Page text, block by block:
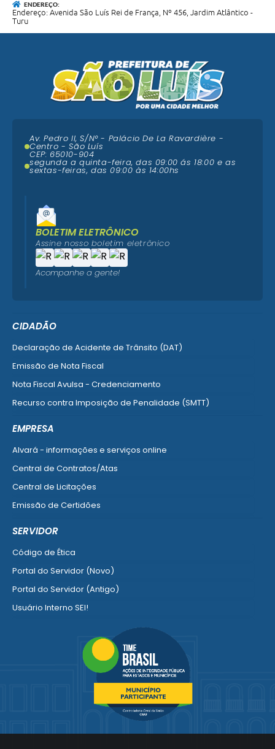
ENDEREÇO:
Endereço: Avenida São Luís Rei de França, Nº 456, Jardim Atlântico -
Turu
CIDADÃO
Declaração de Acidente de Trânsito (DAT)
Emissão de Nota Fiscal
Nota Fiscal Avulsa - Credenciamento
Recurso contra Imposição de Penalidade (SMTT)
EMPRESA
Alvará - informações e serviços online
Central de Contratos/Atas
Central de Licitações
Emissão de Certidões
SERVIDOR
Código de Ética
Portal do Servidor (Novo)
Portal do Servidor (Antigo)
Usuário Interno SEI!
Portal do Segurado
Manual de Gestão Patrimonial
Ver mais serviços para o Servidor
Av. Pedro II, S/N° - Palácio De La Ravardière -
Centro - São Luís
CEP: 65010-904
segunda a quinta-feira, das 09:00 ás 18:00 e as
sextas-feiras, das 09:00 às 14:00hs
BOLETIM ELETRÔNICO
Assine nosso boletim eletrônico
Acompanhe a gente!